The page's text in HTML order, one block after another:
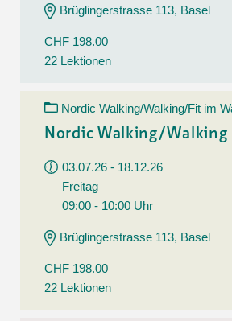
Brüglingerstrasse 113, Basel
CHF 198.00
22 Lektionen
Nordic Walking/Walking/Fit im
Nordic Walking/Walking
03.07.26 - 18.12.26
Freitag
09:00 - 10:00 Uhr
Brüglingerstrasse 113, Basel
CHF 198.00
22 Lektionen